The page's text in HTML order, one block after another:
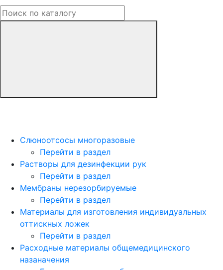
Слюноотсосы многоразовые
Перейти в раздел
Растворы для дезинфекции рук
Перейти в раздел
Мембраны нерезорбируемые
Перейти в раздел
Материалы для изготовления индивидуальных
оттискных ложек
Перейти в раздел
Расходные материалы общемедицинского
назаначения